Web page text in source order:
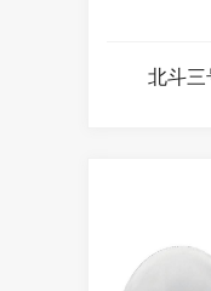
北斗